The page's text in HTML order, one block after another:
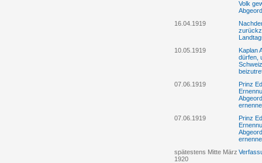
Volk
16.04.1919
10.05.1919
Kaplan
dürfen,
07.06.1919
Prinz
07.06.1919
Prinz
spätestens Mitte März
1920